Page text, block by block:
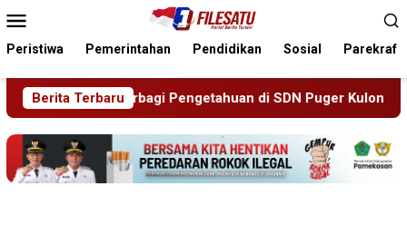
Mobile
Peristiwa Pemerintahan Pendidikan Sosial Parekraf
Berita Terbaru
Puger Kulon 01 Hasil Mediasi Dinilai “Nol”, Warga